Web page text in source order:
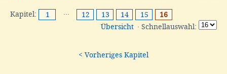
Kapitel: 1 ··· 12 13 14 15
16
Übersicht · Schnellauswahl:
< Vorheriges Kapitel